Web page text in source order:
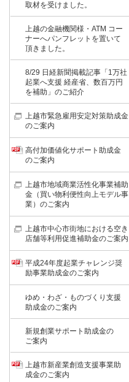
取材を受けました。
上越の金融機関様・ATM コー
ナーへパンフレットを置いて
頂きました。
8/29 日経新聞掲載記事「1万社
起業へ支援 経産省、数百万円
を補助」のご紹介
上越市緊急雇用安定対策助成金
のご案内
高付加価値化サポート助成金
のご案内
上越市地域商業活性化事業補助
金（買い物利便性向上モデル事
業）のご案内
上越市中心市街地における空き
店舗等利用促進補助金のご案内
平成24年度起業チャレンジ奨
励事業助成金のご案内
ゆめ・わざ・ものづくり支援
助成金のご案内
新規創業サポート助成金の
ご案内
上越市新産業創造支援事業助
成金のご案内